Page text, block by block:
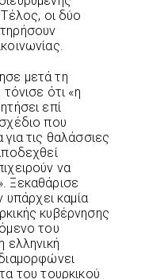
οι δύο
μετά τη
ότι «η
επί
που
τις θαλάσσιες
να
Ξεκαθάρισε
υπάρχει καμία
κυβέρνησης
του
ελληνική
του τουρκικού